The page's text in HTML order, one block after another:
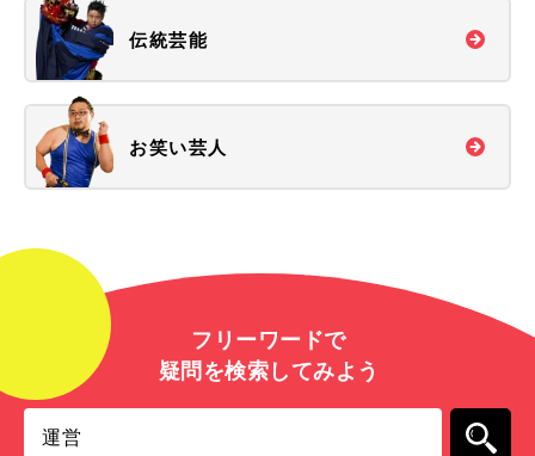
伝統芸能
お笑い芸人
フリーワードで
疑問を検索してみよう